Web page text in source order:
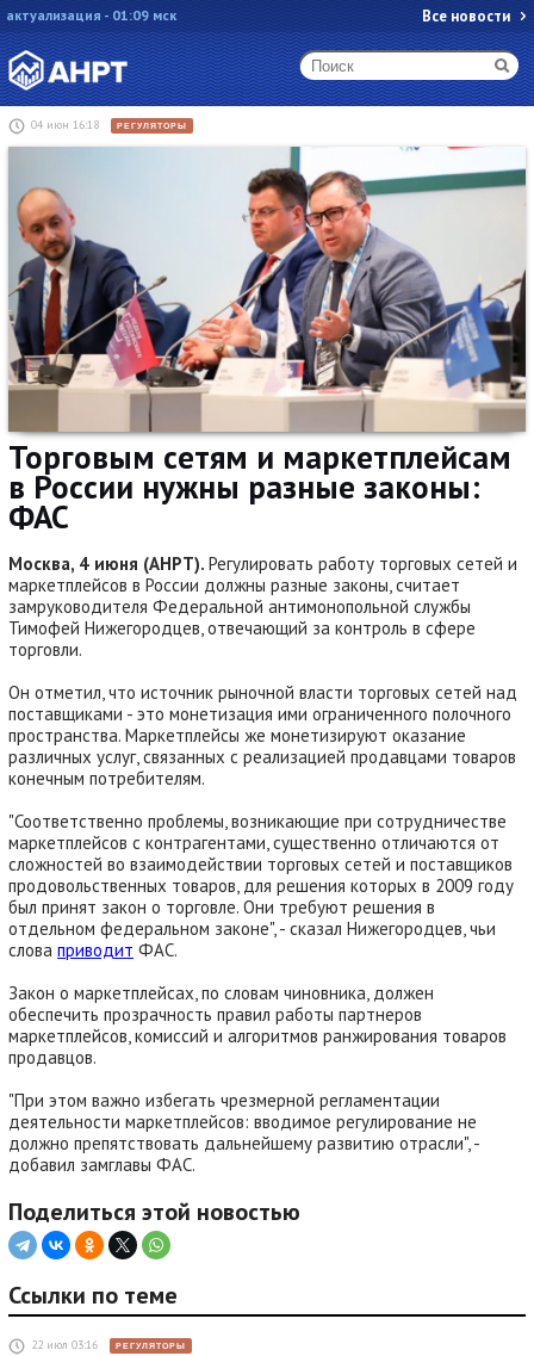
актуализация - 01:09 мск Все новости
04 июн 16:18 РЕГУЛЯТОРЫ
Торговым сетям и маркетплейсам
в России нужны разные законы:
ФАС
Москва, 4 июня (АНРТ). Регулировать работу торговых сетей и
маркетплейсов в России должны разные законы, считает
замруководителя Федеральной антимонопольной службы
Тимофей Нижегородцев, отвечающий за контроль в сфере
торговли.
Он отметил, что источник рыночной власти торговых сетей над
поставщиками - это монетизация ими ограниченного полочного
пространства. Маркетплейсы же монетизируют оказание
различных услуг, связанных с реализацией продавцами товаров
конечным потребителям.
"Соответственно проблемы, возникающие при сотрудничестве
маркетплейсов с контрагентами, существенно отличаются от
сложностей во взаимодействии торговых сетей и поставщиков
продовольственных товаров, для решения которых в 2009 году
был принят закон о торговле. Они требуют решения в
отдельном федеральном законе", - сказал Нижегородцев, чьи
слова приводит ФАС.
Закон о маркетплейсах, по словам чиновника, должен
обеспечить прозрачность правил работы партнеров
маркетплейсов, комиссий и алгоритмов ранжирования товаров
продавцов.
"При этом важно избегать чрезмерной регламентации
деятельности маркетплейсов: вводимое регулирование не
должно препятствовать дальнейшему развитию отрасли", -
добавил замглавы ФАС.
Поделиться этой новостью
Ссылки по теме
22 июл 03:16 РЕГУЛЯТОРЫ